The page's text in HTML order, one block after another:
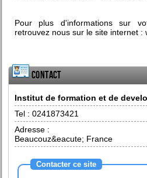
Pour plus d'informations sur
retrouvez nous sur le site internet :
Contact
Institut de formation et de
Tel : 0241873421
Adresse :
Beaucouz&eacute; France
Contacter ce site